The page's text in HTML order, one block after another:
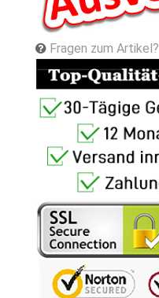
Fragen zum Artikel?